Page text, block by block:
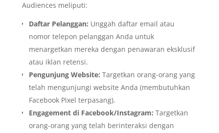
Audiences meliputi:
Daftar Pelanggan: Unggah daftar email atau
nomor telepon pelanggan Anda untuk
menargetkan mereka dengan penawaran eksklusif
atau iklan retensi.
Pengunjung Website: Targetkan orang-orang yang
telah mengunjungi website Anda (membutuhkan
Facebook Pixel terpasang).
Engagement di Facebook/Instagram: Targetkan
orang-orang yang telah berinteraksi dengan